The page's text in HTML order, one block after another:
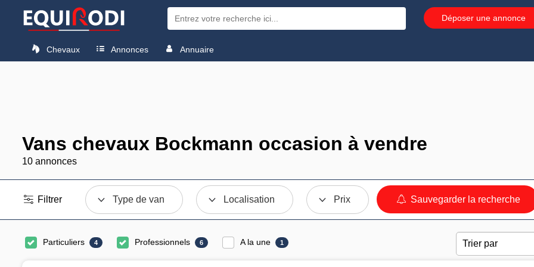
Déposer une annonce
Chevaux Annonces Annuaire
Vans chevaux Bockmann occasion à vendre
10 annonces
Filtrer Type de van Localisation Prix Sauvegarder la recherche
Particuliers 4 Professionnels 6 A la une 1